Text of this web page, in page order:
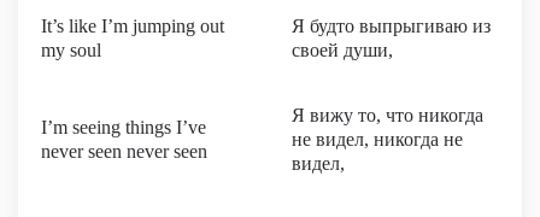
It’s like I’m jumping out
my soul
Я будто выпрыгиваю из
своей души,
I’m seeing things I’ve
never seen never seen
Я вижу то, что никогда
не видел, никогда не
видел,